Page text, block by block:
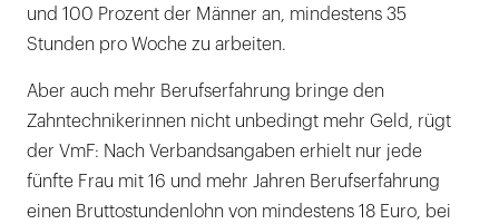
und 100 Prozent der Männer an, mindestens 35
Stunden pro Woche zu arbeiten.
Aber auch mehr Berufserfahrung bringe den
Zahntechnikerinnen nicht unbedingt mehr Geld, rügt
der VmF: Nach Verbandsangaben erhielt nur jede
fünfte Frau mit 16 und mehr Jahren Berufserfahrung
einen Bruttostundenlohn von mindestens 18 Euro, bei